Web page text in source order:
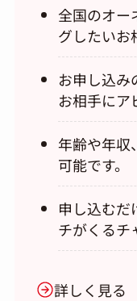
全国のオー
グしたいお
お申し込み
お相手にア
年齢や年収
可能です。
申し込むだ
チがくるチ
詳しく見る